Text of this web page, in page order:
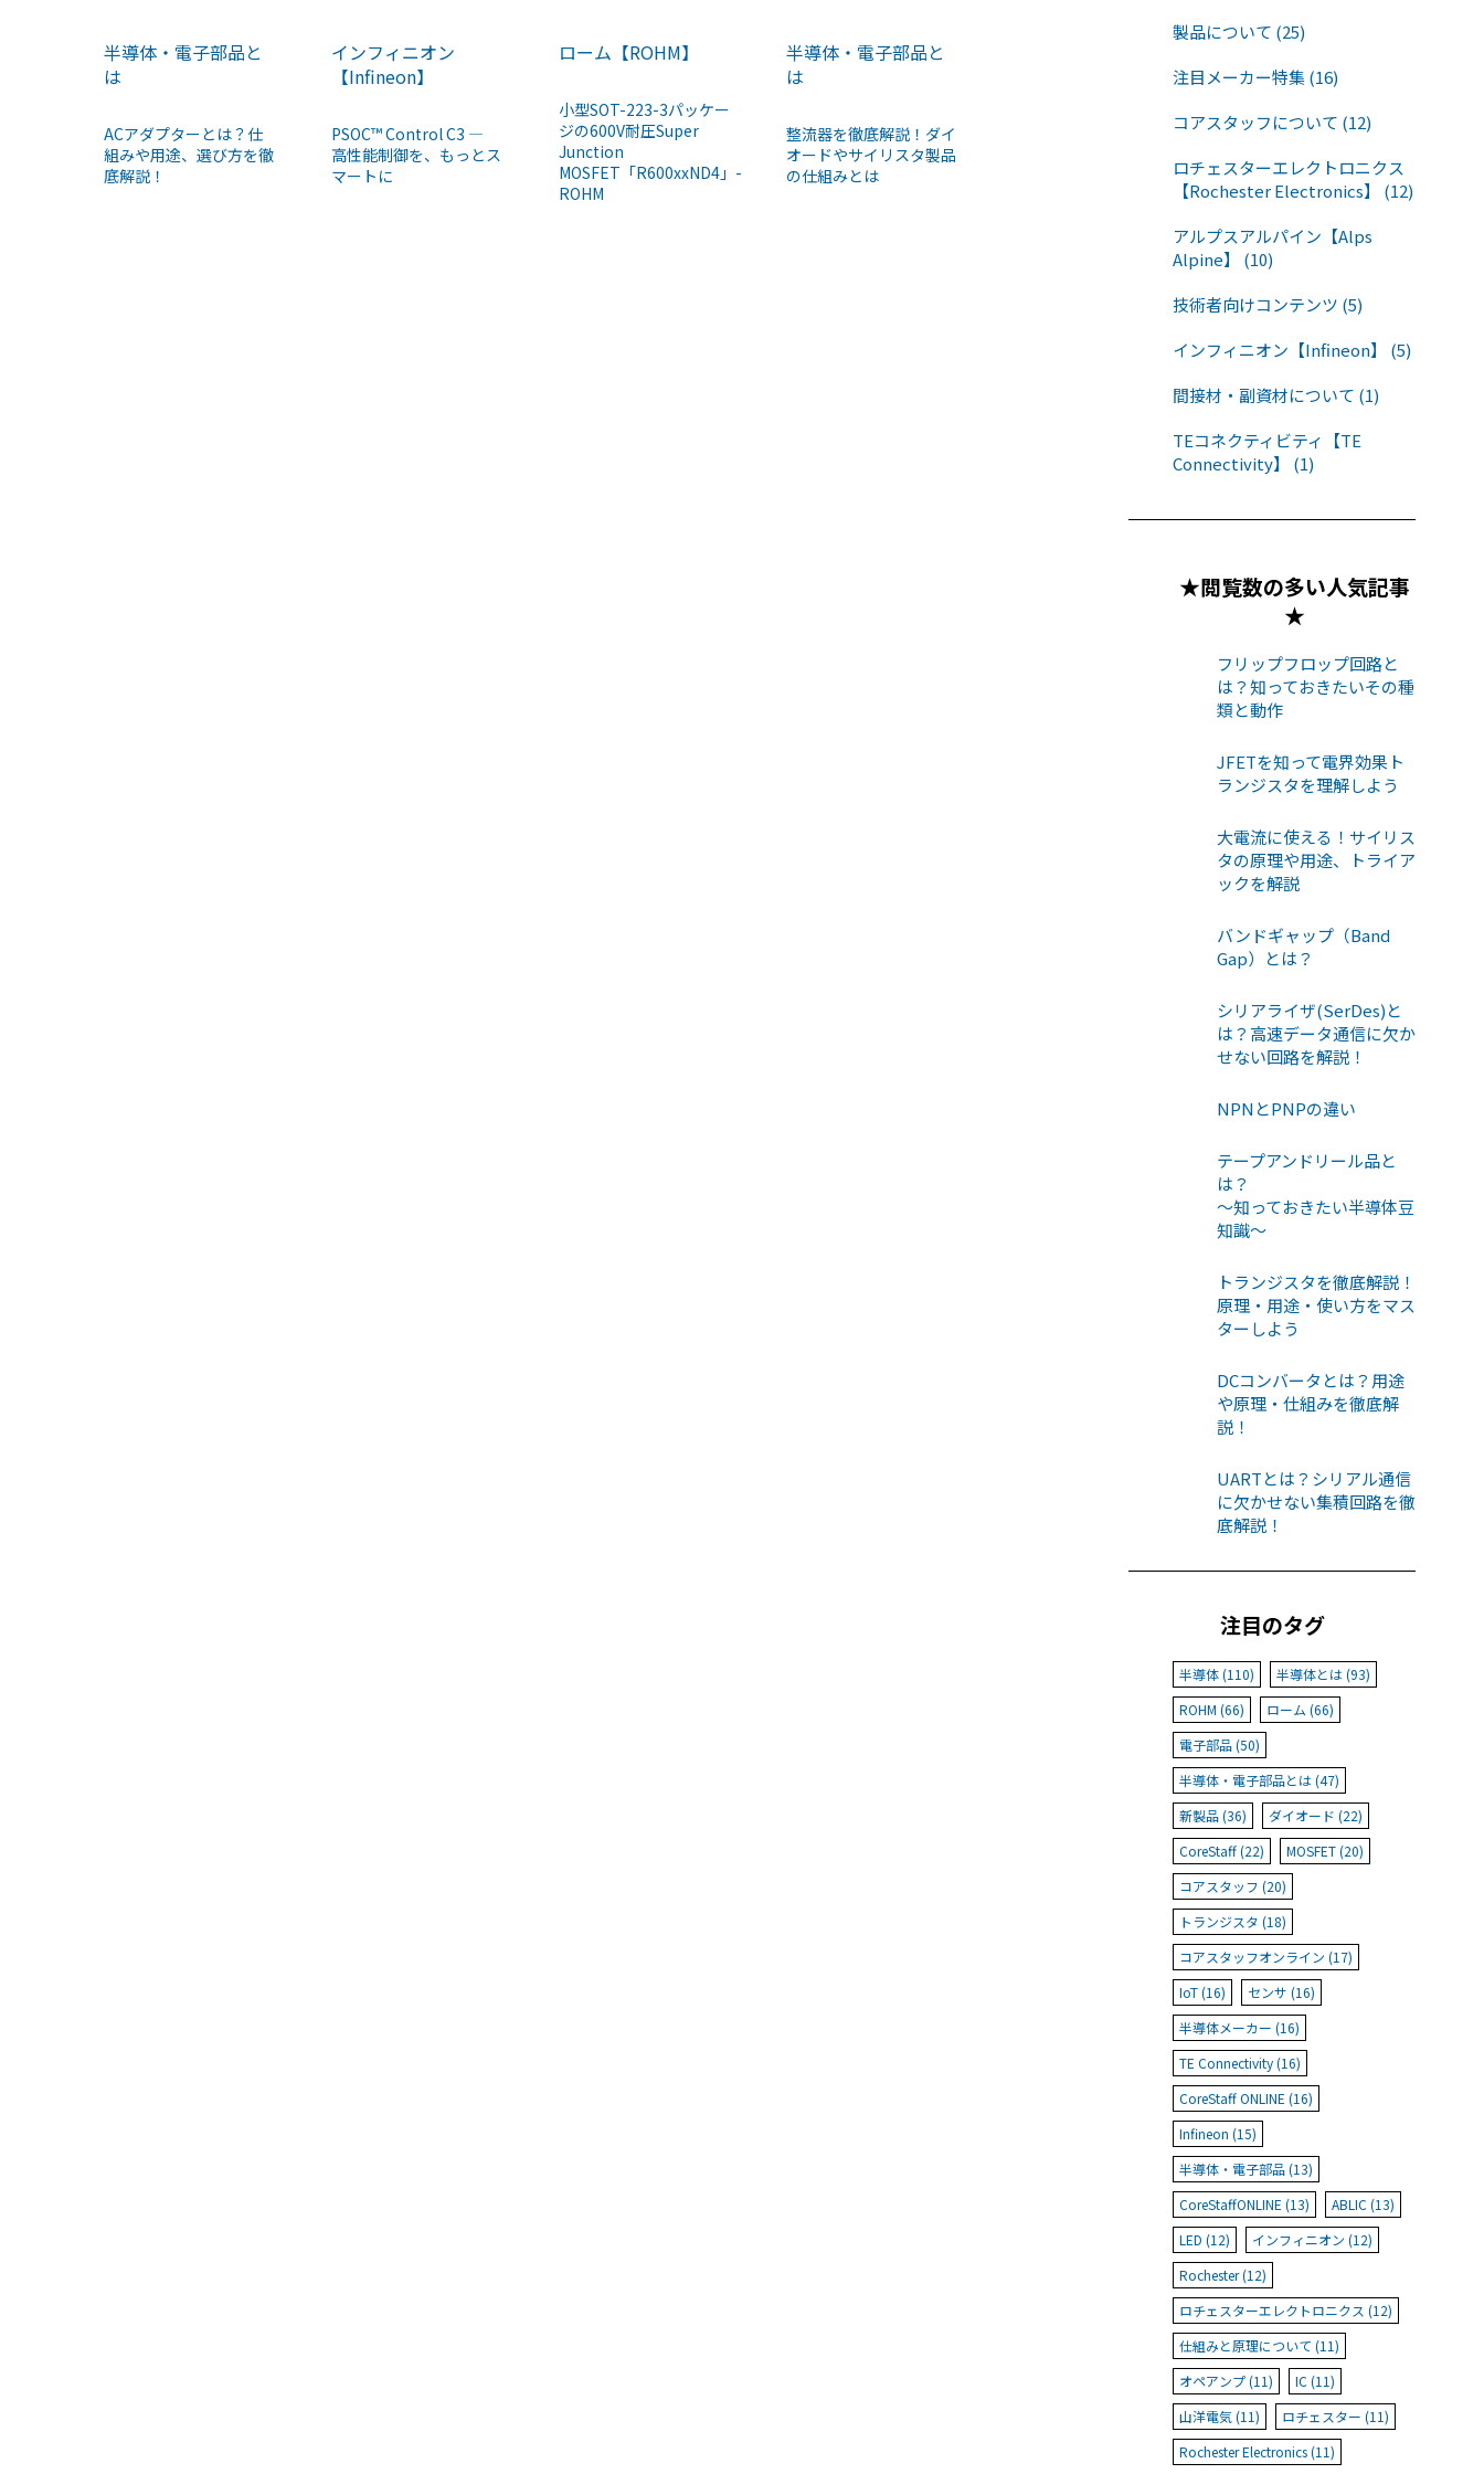
半導体・電子部品と
は
ACアダプターとは？仕
組みや用途、選び方を徹
底解説！
インフィニオン
【Infineon】
PSOC™ Control C3 ―
高性能制御を、もっとス
マートに
ローム【ROHM】
小型SOT-223-3パッケー
ジの600V耐圧Super
Junction
MOSFET「R600xxND4」-
ROHM
半導体・電子部品と
は
整流器を徹底解説！ダイ
オードやサイリスタ製品
の仕組みとは
製品について (25)
注目メーカー特集 (16)
コアスタッフについて (12)
ロチェスターエレクトロニクス
【Rochester Electronics】 (12)
アルプスアルパイン【Alps
Alpine】 (10)
技術者向けコンテンツ (5)
インフィニオン【Infineon】 (5)
間接材・副資材について (1)
TEコネクティビティ【TE
Connectivity】 (1)
★閲覧数の多い人気記事
★
フリップフロップ回路と
は？知っておきたいその種
類と動作
JFETを知って電界効果ト
ランジスタを理解しよう
大電流に使える！サイリス
タの原理や用途、トライア
ックを解説
バンドギャップ（Band
Gap）とは？
シリアライザ(SerDes)と
は？高速データ通信に欠か
せない回路を解説！
NPNとPNPの違い
テープアンドリール品と
は？
〜知っておきたい半導体豆
知識〜
トランジスタを徹底解説！
原理・用途・使い方をマス
ターしよう
DCコンバータとは？用途
や原理・仕組みを徹底解
説！
UARTとは？シリアル通信
に欠かせない集積回路を徹
底解説！
注目のタグ
半導体 (110)
半導体とは (93)
ROHM (66)
ローム (66)
電子部品 (50)
半導体・電子部品とは (47)
新製品 (36)
ダイオード (22)
CoreStaff (22)
MOSFET (20)
コアスタッフ (20)
トランジスタ (18)
コアスタッフオンライン (17)
IoT (16)
センサ (16)
半導体メーカー (16)
TE Connectivity (16)
CoreStaff ONLINE (16)
Infineon (15)
半導体・電子部品 (13)
CoreStaffONLINE (13)
ABLIC (13)
LED (12)
インフィニオン (12)
Rochester (12)
ロチェスターエレクトロニクス (12)
仕組みと原理について (11)
オペアンプ (11)
IC (11)
山洋電気 (11)
ロチェスター (11)
Rochester Electronics (11)